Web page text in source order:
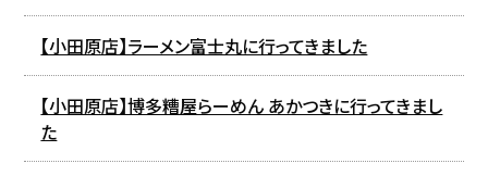
【小田原店】ラーメン富士丸に行ってきました
【小田原店】博多糟屋らーめん あかつきに行ってきまし
た